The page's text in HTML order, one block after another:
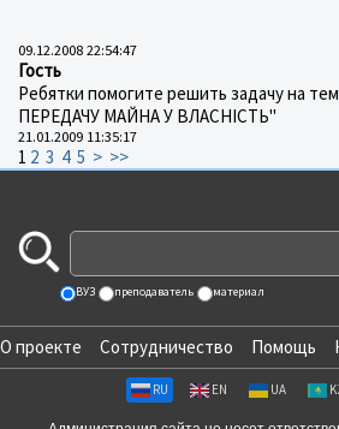
09.12.2008 22:54:47
Гость
Ребятки помогите решить задачу на
ПЕРЕДАЧУ МАЙНА У ВЛАСНІСТЬ"
21.01.2009 11:35:17
1 2 3 4 5 > >>
ВУЗ преподаватель материал
О проекте Сотрудничество Помощь
RU EN UA